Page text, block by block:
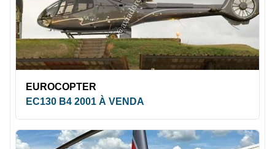
EUROCOPTER
EC130 B4 2001 À VENDA